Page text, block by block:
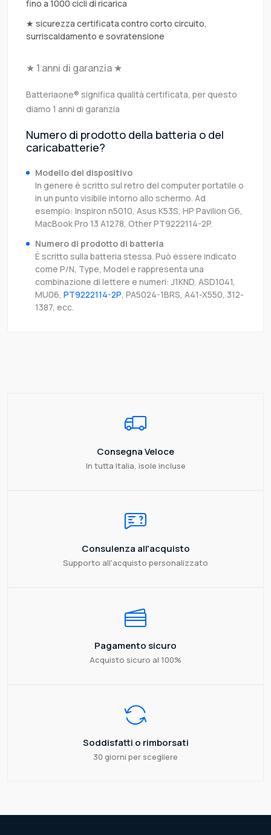
fino a 1000 cicli di ricarica
★ sicurezza certificata contro corto circuito,
surriscaldamento e sovratensione
★ 1 anni di garanzia ★
Batteriaone® significa qualità certificata, per questo
diamo 1 anni di garanzia
Numero di prodotto della batteria o del
caricabatterie?
Modello del dispositivo
In genere è scritto sul retro del computer portatile o
in un punto visibile intorno allo schermo. Ad
esempio: Inspiron n5010, Asus K53S, HP Pavilion G6,
MacBook Pro 13 A1278, Other PT9222114-2P.
Numero di prodotto di batteria
È scritto sulla batteria stessa. Può essere indicato
come P/N, Type, Model e rappresenta una
combinazione di lettere e numeri: J1KND, ASD1041,
MU06, PT9222114-2P, PA5024-1BRS, A41-X550, 312-
1387, ecc.
Consegna Veloce
In tutta Italia, isole incluse
Consulenza all'acquisto
Supporto all'acquisto personalizzato
Pagamento sicuro
Acquisto sicuro al 100%
Soddisfatti o rimborsati
30 giorni per scegliere